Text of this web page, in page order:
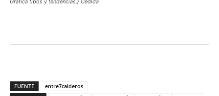
Gráfica tipos y tendencias./ Cedida
FUENTE
entre7calderos